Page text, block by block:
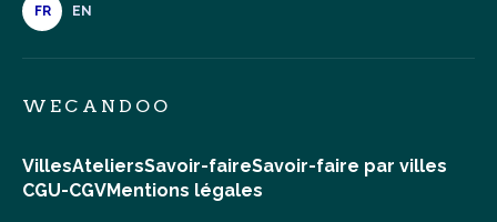
FR EN
WECANDOO
VillesAteliersSavoir-faireSavoir-faire par villes
CGU-CGVMentions légales